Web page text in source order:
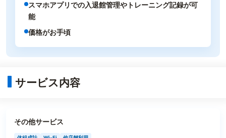
スマホアプリでの入退館管理やトレーニング記録が可
能
価格がお手頃
サービス内容
その他サービス